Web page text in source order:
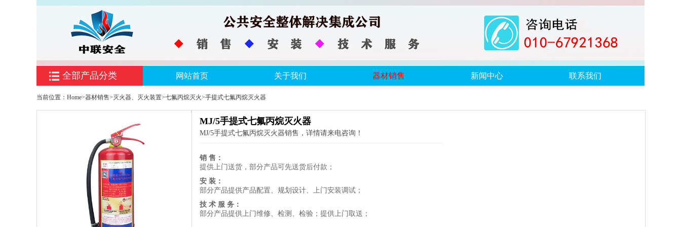
全部产品分类 网站首页 关于我们 器材销售 新闻中心 联系我们
当前位置： Home>器材销售>灭火器、灭火装置>七氟丙烷灭火>手提式七氟丙烷灭火器
MJ/5手提式七氟丙烷灭火器
MJ/5手提式七氟丙烷灭火器销售，详情请来电咨询！
销 售：
提供上门送货，部分产品可先送货后付款；
安 装：
部分产品提供产品配置、规划设计、上门安装调试；
技 术 服 务：
部分产品提供上门维修、检测、检验；提供上门取送；